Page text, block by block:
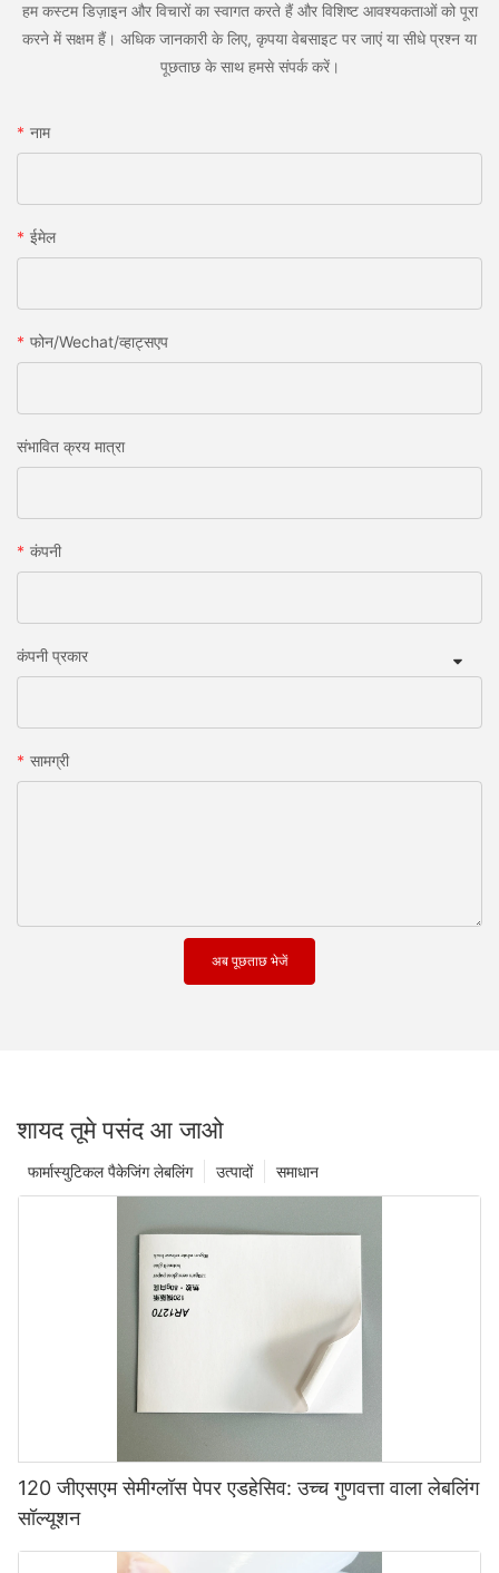
हम कस्टम डिज़ाइन और विचारों का स्वागत करते हैं और विशिष्ट आवश्यकताओं को पूरा
करने में सक्षम हैं। अधिक जानकारी के लिए, कृपया वेबसाइट पर जाएं या सीधे प्रश्न या
पूछताछ के साथ हमसे संपर्क करें।
नाम
ईमेल
फोन/wechat/व्हाट्सएप
संभावित क्रय मात्रा
कंपनी
कंपनी प्रकार
सामग्री
अब पूछताछ भेजें
शायद तूमे पसंद आ जाओ
समाधान
उत्पादों
फार्मास्युटिकल पैकेजिंग लेबलिंग
120 जीएसएम सेमीग्लॉस पेपर एडहेसिव: उच्च गुणवत्ता वाला लेबलिंग
सॉल्यूशन